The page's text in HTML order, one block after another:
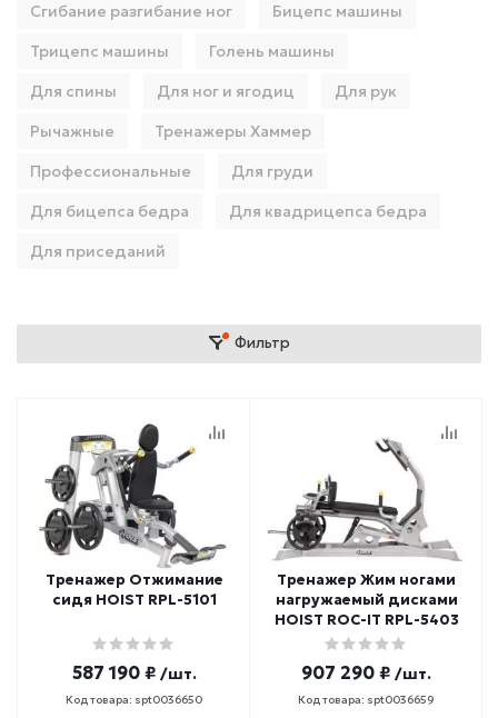
Сгибание разгибание ног
Бицепс машины
Трицепс машины
Голень машины
Для спины
Для ног и ягодиц
Для рук
Рычажные
Тренажеры Хаммер
Профессиональные
Для груди
Для бицепса бедра
Для квадрицепса бедра
Для приседаний
Фильтр
Тренажер Отжимание
сидя HOIST RPL-5101
587 190 ₽ /шт.
Код товара: spt0036650
Тренажер Жим ногами
нагружаемый дисками
HOIST ROC-IT RPL-5403
907 290 ₽ /шт.
Код товара: spt0036659